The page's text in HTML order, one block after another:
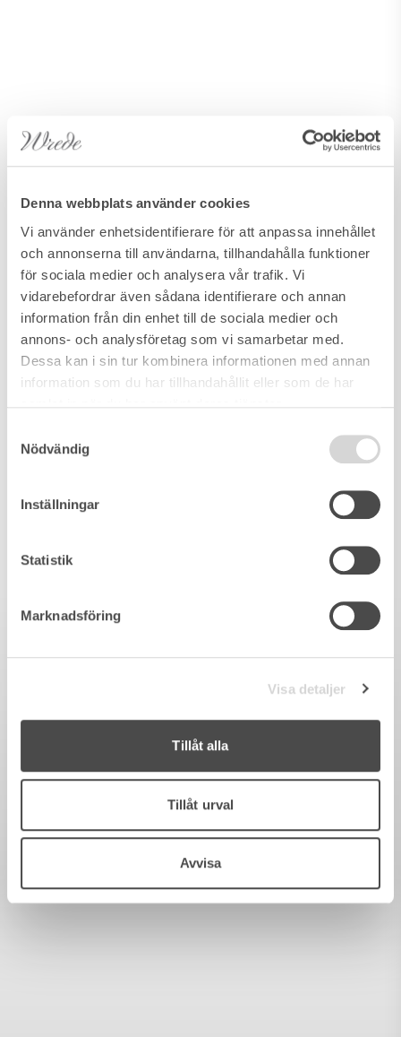
Denna webbplats använder cookies
Vi använder enhetsidentifierare för att anpassa innehållet
och annonserna till användarna, tillhandahålla funktioner
för sociala medier och analysera vår trafik. Vi
vidarebefordrar även sådana identifierare och annan
information från din enhet till de sociala medier och
annons- och analysföretag som vi samarbetar med.
Dessa kan i sin tur kombinera informationen med annan
information som du har tillhandahållit eller som de har
Nödvändig
Inställningar
Statistik
Marknadsföring
Visa detaljer
Tillåt alla
Tillåt urval
Avvisa